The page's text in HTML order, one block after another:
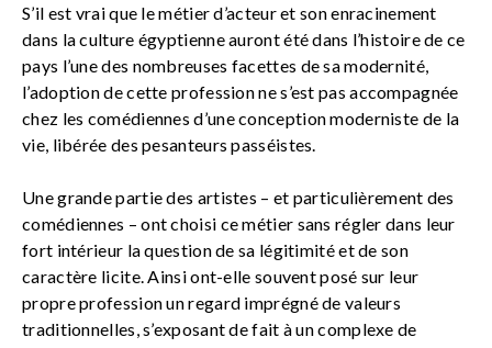
S’il est vrai que le métier d’acteur et son enracinement
dans la culture égyptienne auront été dans l’histoire de ce
pays l’une des nombreuses facettes de sa modernité,
l’adoption de cette profession ne s’est pas accompagnée
chez les comédiennes d’une conception moderniste de la
vie, libérée des pesanteurs passéistes.
Une grande partie des artistes – et particulièrement des
comédiennes – ont choisi ce métier sans régler dans leur
fort intérieur la question de sa légitimité et de son
caractère licite. Ainsi ont-elle souvent posé sur leur
propre profession un regard imprégné de valeurs
traditionnelles, s’exposant de fait à un complexe de